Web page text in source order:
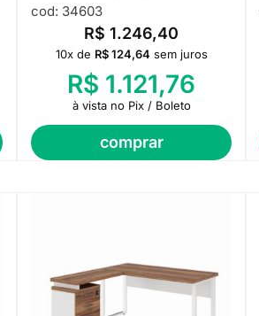
cod: 34603
R$ 1.246,40
comprar
10x de R$124,64 sem juros
R$ 1.121,76
à vista no Pix / Boleto